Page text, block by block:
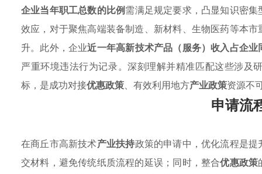
企业当年职工总数的比例需满足规定要求，凸显知识密
效应，对于聚焦高端装备制造、新材料、生物医药等本
升。此外，企业近一年高新技术产品（服务）收入占企业
严重环境违法行为记录。深刻理解并精准匹配这些涉及
标，是成功对接优惠政策、有效利用地方产业政策资源不
申请流
在商丘市高新技术产业扶持政策的申请中，优化流程是
交材料，避免传统纸质流程的延误；同时，整合优惠政策